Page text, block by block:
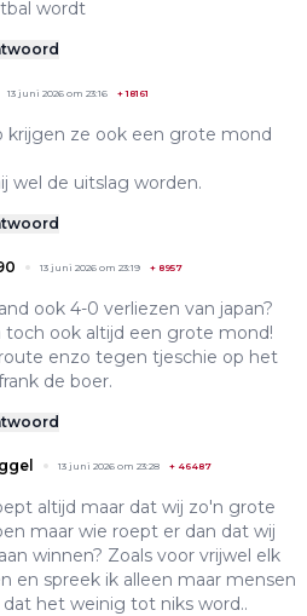
wordt
13 juni 2026 om 23:16 +18161
krijgen ze ook een grote mond
wel de uitslag worden.
13 juni 2026 om 23:19 + 8957
ook 4-0 verliezen van japan?
toch ook altijd een grote mond!
enzo tegen tjeschie op het
de boer.
13 juni 2026 om 23:28 + 46487
altijd maar dat wij zo'n grote
maar wie roept er dan dat wij
winnen? Zoals voor vrijwel elk
en spreek ik alleen maar mensen
het weinig tot niks word..